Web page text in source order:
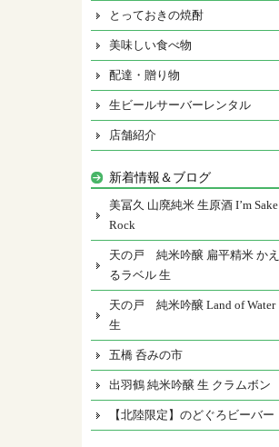
とっておきの焼酎
美味しい食べ物
配達・贈り物
生ビールサーバーレンタル
店舗紹介
新着情報＆ブログ
美冨久 山廃純米 生原酒 I’m Sake
Rock
天の戸 純米吟醸 扁平精米 かえ
るラベル 生
天の戸 純米吟醸 Land of Water
生
五橋 呑みの市
出羽鶴 純米吟醸 生 クラムボン
【北陸限定】のどぐろビーバー